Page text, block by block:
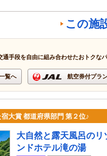
この施
通手段を自由に組み合わせたおトクな
覧へ 航空券付プラ
大賞 都道府県部門 第２位♪
大自然と露天風呂の
ンドホテル滝の湯